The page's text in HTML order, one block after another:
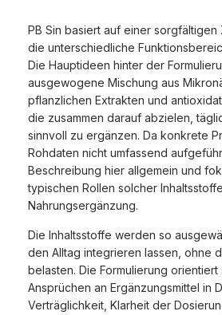
PB Sin basiert auf einer sorgfältigen
die unterschiedliche
Die Hauptideen hinter der
ausgewogene Mischung aus
pflanzlichen Extrakten und
die zusammen darauf abzielen,
sinnvoll zu ergänzen. Da konkrete
Rohdaten nicht umfassend
Beschreibung hier allgemein und
typischen Rollen solcher
Nahrungsergänzung.
Die Inhaltsstoffe werden so
den Alltag integrieren lassen, ohne
belasten. Die Formulierung
Ansprüchen an Ergänzungsmittel in
Verträglichkeit, Klarheit der